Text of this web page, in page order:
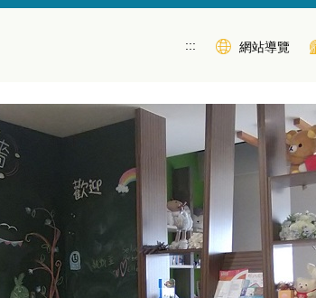
::: 網站導覽